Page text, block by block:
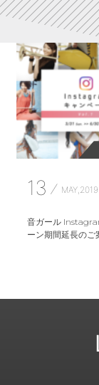
13 MAY,2019
音ガール
ーン期間延長のご